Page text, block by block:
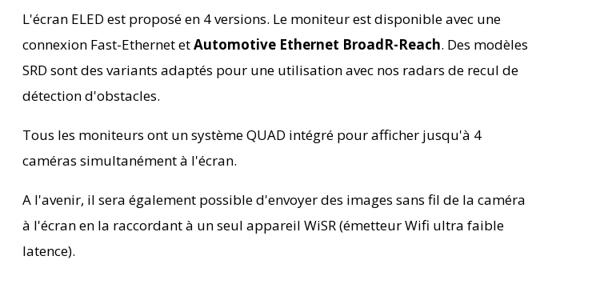
L'écran ELED est proposé en 4 versions. Le moniteur est disponible avec une
connexion Fast-Ethernet etAutomotive Ethernet BroadR-Reach. Des modèles
SRD sont des variants adaptés pour une utilisation avec nos radars de recul de
détection d'obstacles.
Tous les moniteurs ont un système QUAD intégré pour afficher jusqu'à 4
caméras simultanément à l'écran.
A l'avenir, il sera également possible d'envoyer des images sans fil de la caméra
à l'écran en la raccordant à un seul appareil WiSR (émetteur Wifi ultra faible
latence).